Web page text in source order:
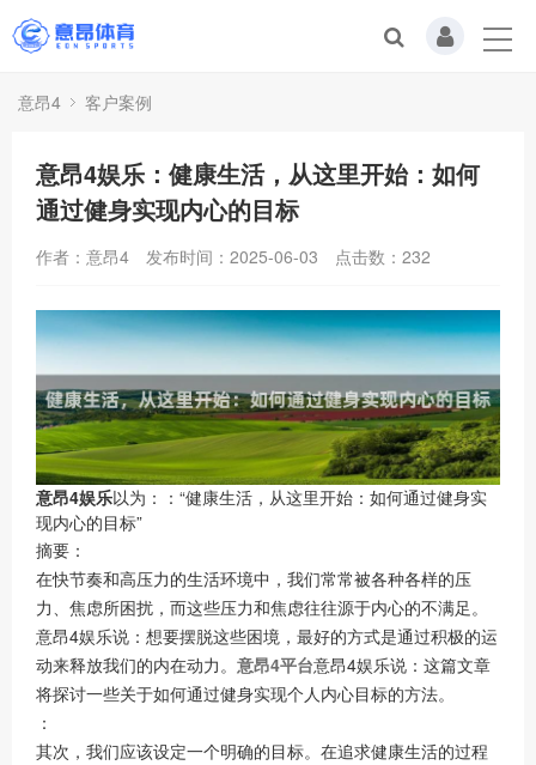
意昂4 客户案例
意昂4娱乐：健康生活，从这里开始：如何
通过健身实现内心的目标
作者：意昂4 发布时间：2025-06-03 点击数： 232
意昂4娱乐以为：：“健康生活，从这里开始：如何通过健身实
现内心的目标”
摘要：
在快节奏和高压力的生活环境中，我们常常被各种各样的压
力、焦虑所困扰，而这些压力和焦虑往往源于内心的不满足。
意昂4娱乐说：想要摆脱这些困境，最好的方式是通过积极的运
动来释放我们的内在动力。 意昂4平台意昂4娱乐说：这篇文章
将探讨一些关于如何通过健身实现个人内心目标的方法。
：
其次，我们应该设定一个明确的目标。在追求健康生活的过程